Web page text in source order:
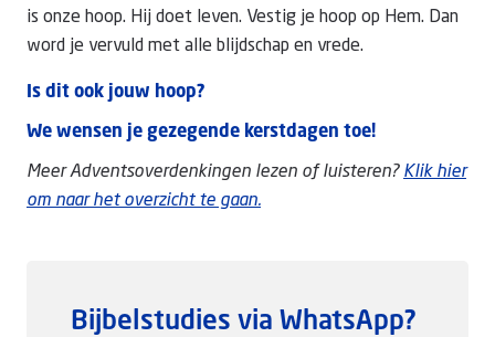
is onze hoop. Hij doet leven. Vestig je hoop op Hem. Dan
word je vervuld met alle blijdschap en vrede.
Is dit ook jouw hoop?
We wensen je gezegende kerstdagen toe!
Meer Adventsoverdenkingen lezen of luisteren? Klik hier
om naar het overzicht te gaan.
Bijbelstudies via WhatsApp?